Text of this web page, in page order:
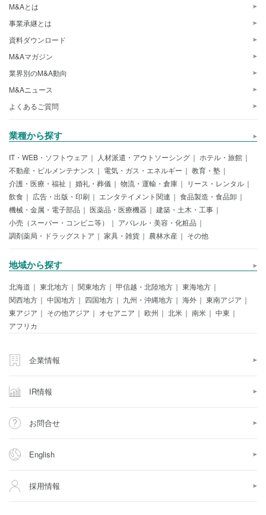
M&Aとは
事業承継とは
資料ダウンロード
M&Aマガジン
業界別のM&A動向
M&Aニュース
よくあるご質問
業種から探す
IT・WEB・ソフトウェア 人材派遣・アウトソーシング
ホテル・旅館
不動産・ビルメンテナンス
電気・ガス・エネルギー
教育・塾
介護・医療・福祉
婚礼・葬儀 物流・運輸・倉庫
リース・レンタル
飲食
広告・出版・印刷 エンタテイメント関連
食品製造・食品卸
機械・金属・電子部品
医薬品・医療機器
建築・土木・工事
小売（スーパー・コンビニ等）
アパレル・美容・化粧品
調剤薬局・ドラッグストア
家具・雑貨 農林水産 その他
地域から探す
北海道 東北地方 関東地方 甲信越・北陸地方
東海地方
関西地方
中国地方 四国地方 九州・沖縄地方 海外
東南アジア
東アジア
その他アジア オセアニア 欧州 北米 南米
中東
アフリカ
企業情報
IR情報
お問合せ
English
採用情報